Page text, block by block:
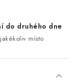
do druhého dne
místo